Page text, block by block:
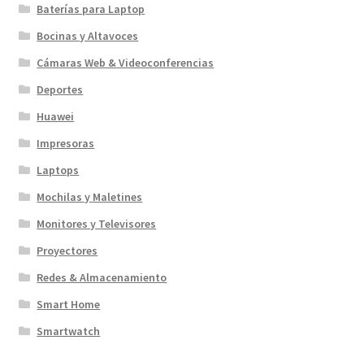
Baterías para Laptop
Bocinas y Altavoces
Cámaras Web & Videoconferencias
Deportes
Huawei
Impresoras
Laptops
Mochilas y Maletines
Monitores y Televisores
Proyectores
Redes & Almacenamiento
Smart Home
Smartwatch